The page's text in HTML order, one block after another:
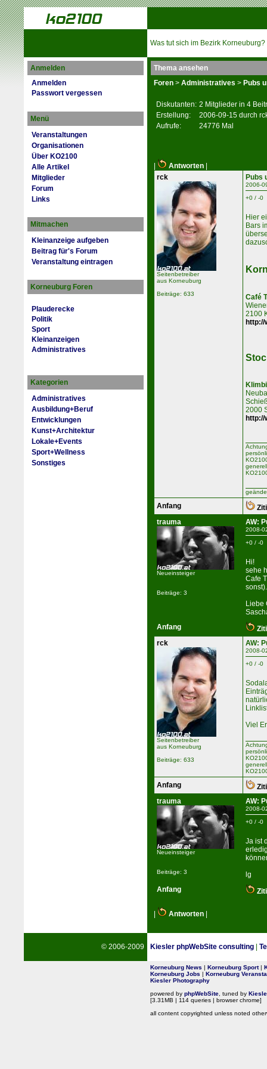
Was tut sich im Bezirk Korneuburg?
Anmelden
Anmelden
Passwort vergessen
Menü
Veranstaltungen
Organisationen
Über KO2100
Alle Artikel
Mitglieder
Forum
Links
Mitmachen
Kleinanzeige aufgeben
Beitrag für's Forum
Veranstaltung eintragen
Korneuburg Foren
Plauderecke
Politik
Sport
Kleinanzeigen
Administratives
Kategorien
Administratives
Ausbildung+Beruf
Entwicklungen
Kunst+Architektur
Lokale+Events
Sport+Wellness
Sonstiges
Thema ansehen
Foren > Administratives > Pubs
Diskutanten: 2 Mitglieder in 4
Erstellung:
2006-09-15 durch
Aufrufe:
24776 Mal
Antworten
rck
Seitenbetreiber
aus Korneuburg
Beiträge: 633
Pubs
2006-
+0 / -0
Hier
Bars
Café
2100
http://
2000
http://
Anfang
trauma
Neueinsteiger
Beiträge: 3
AW:
2008-
+0 / -0
Hi!
sehe
Cafe
Liebe
Anfang
rck
Seitenbetreiber
aus Korneuburg
Beiträge: 633
AW:
2008-
+0 / -0
Viel
Anfang
trauma
Neueinsteiger
Beiträge: 3
AW:
2008-
+0 / -0
Ja ist
lg
Anfang
Antworten
© 2006-2009 Kiesler phpWebSite consulting
Korneuburg News | Korneuburg Sport|
Korneuburg Jobs | Korneuburg
Kiesler Photography
powered by phpWebSite , tuned by
[3.31MB | 114 queries | browser chrome]
all content copyrighted unless noted